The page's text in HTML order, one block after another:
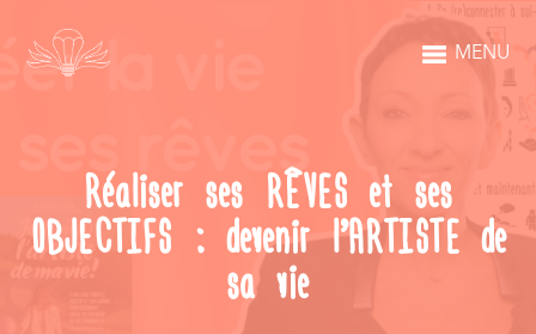
MENU
Réaliser ses RÊVES et ses
OBJECTIFS : devenir l’ARTISTE de
sa vie